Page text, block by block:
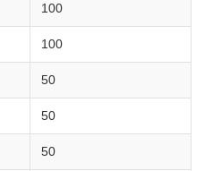
100
100
50
50
50